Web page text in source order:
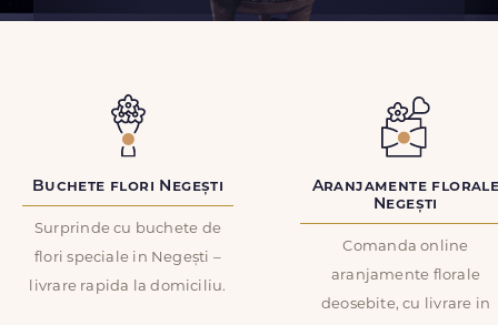
Buchete flori Negești
Surprinde cu buchete de
flori speciale in Negești –
livrare rapida la domiciliu.
Aranjamente
Negești
Comanda online
aranjamente florale
deosebite, cu livrare in